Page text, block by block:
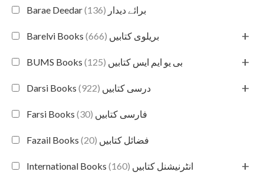
Barae Deedar برائے دیدار (136)
Barelvi Books بریلوی کتابیں (666) +
BUMS Books بی یو ایم ایس کتابیں (125) +
Darsi Books درسی کتابیں (922) +
Farsi Books فارسی کتابیں (30)
Fazail Books فضائل کتابیں (20)
International Books انٹرنیشنل کتابیں (160) +